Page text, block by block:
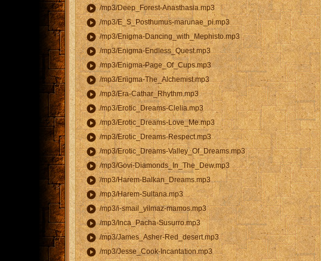
play_circle /mp3/Deep_Forest-Anasthasia.mp3
play_circle /mp3/E_S_Posthumus-marunae_pi.mp3
play_circle /mp3/Enigma-Dancing_with_Mephisto.mp3
play_circle /mp3/Enigma-Endless_Quest.mp3
play_circle /mp3/Enigma-Page_Of_Cups.mp3
play_circle /mp3/Enigma-The_Alchemist.mp3
play_circle /mp3/Era-Cathar_Rhythm.mp3
play_circle /mp3/Erotic_Dreams-Clelia.mp3
play_circle /mp3/Erotic_Dreams-Love_Me.mp3
play_circle /mp3/Erotic_Dreams-Respect.mp3
play_circle /mp3/Erotic_Dreams-Valley_Of_Dreams.mp3
play_circle /mp3/Govi-Diamonds_In_The_Dew.mp3
play_circle /mp3/Harem-Balkan_Dreams.mp3
play_circle /mp3/Harem-Sultana.mp3
play_circle /mp3/i-smail_yilmaz-mamos.mp3
play_circle /mp3/Inca_Pacha-Susurro.mp3
play_circle /mp3/James_Asher-Red_desert.mp3
play_circle /mp3/Jesse_Cook-Incantation.mp3